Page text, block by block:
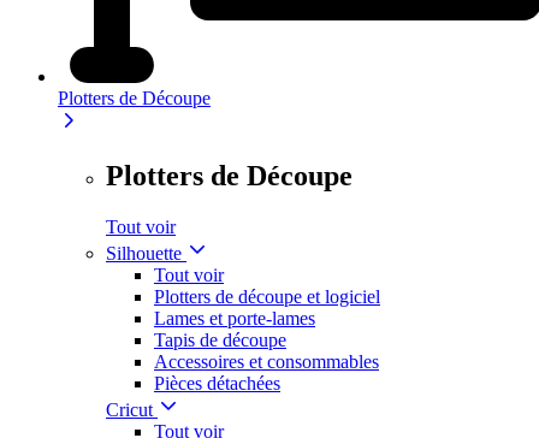
Plotters de Découpe
Plotters de Découpe
Tout voir
Silhouette
Tout voir
Plotters de découpe et logiciel
Lames et porte-lames
Tapis de découpe
Accessoires et consommables
Pièces détachées
Cricut
Tout voir